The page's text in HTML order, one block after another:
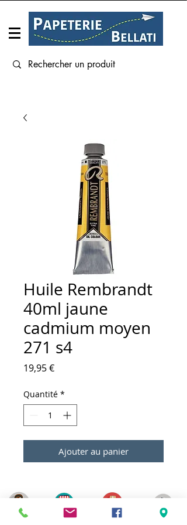
Huile Rembrandt
40ml jaune
cadmium moyen
271 s4
19,95 €Prix
Quantité *
Ajouter au panier
Service client
Paiement sécurisé
Click & Collect 2H
Livraison gratuite